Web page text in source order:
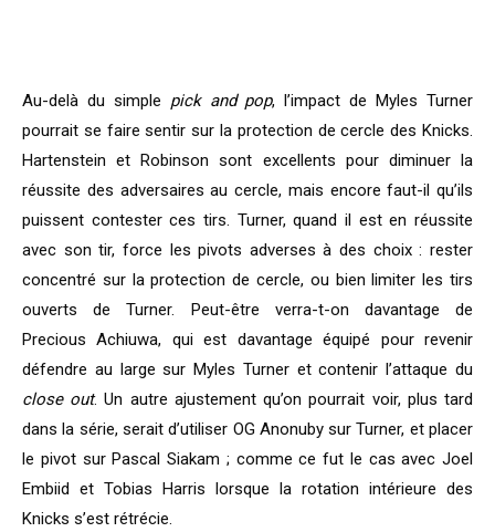
Au-delà du simple pick and pop, l’impact de Myles Turner
pourrait se faire sentir sur la protection de cercle des Knicks.
Hartenstein et Robinson sont excellents pour diminuer la
réussite des adversaires au cercle, mais encore faut-il qu’ils
puissent contester ces tirs. Turner, quand il est en réussite
avec son tir, force les pivots adverses à des choix : rester
concentré sur la protection de cercle, ou bien limiter les tirs
ouverts de Turner. Peut-être verra-t-on davantage de
Precious Achiuwa, qui est davantage équipé pour revenir
défendre au large sur Myles Turner et contenir l’attaque du
close out. Un autre ajustement qu’on pourrait voir, plus tard
dans la série, serait d’utiliser OG Anonuby sur Turner, et placer
le pivot sur Pascal Siakam ; comme ce fut le cas avec Joel
Embiid et Tobias Harris lorsque la rotation intérieure des
Knicks s’est rétrécie.